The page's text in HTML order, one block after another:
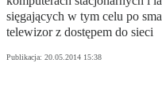
sięgających w tym celu po
telewizor z dostępem do sieci
Publikacja: 20.05.2014 15:38